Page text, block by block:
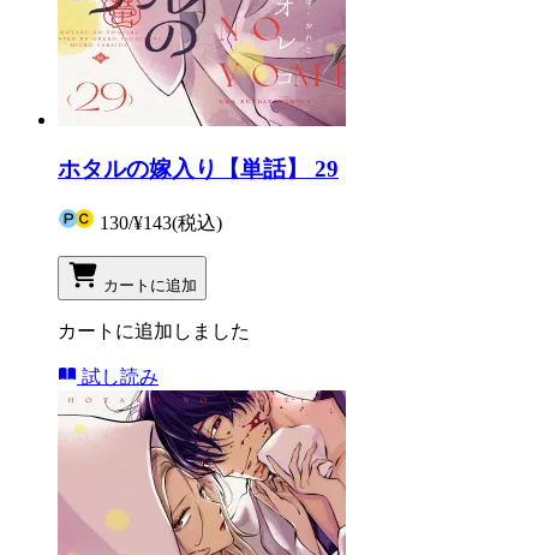
ホタルの嫁入り【単話】 29
130/¥143(税込)
カートに追加
カートに追加しました
試し読み